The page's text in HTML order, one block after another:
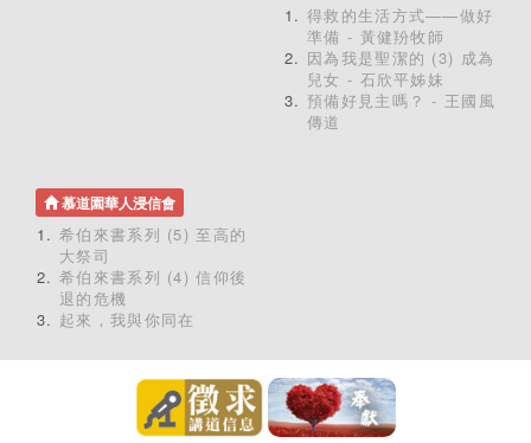
得救的生活方式——做好
準備 - 黃健羒牧師
因為我是聖潔的 (3) 成為
兒女 - 石欣平姊妹
預備好見主嗎？ - 王國風
傳道
慕道園華人浸信會
希伯來書系列 (5) 至高的
大祭司
希伯來書系列 (4) 信仰後
退的危機
起來，我與你同在